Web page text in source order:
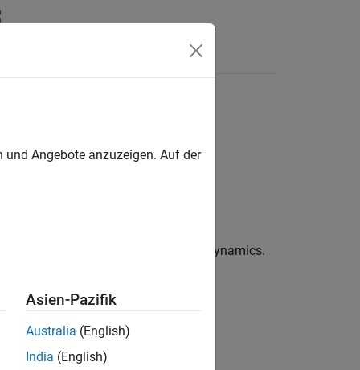
systems, rotor, and multipropeller dynamics.
Angebote anzuzeigen. Auf der
Asien-Pazifik
Australia (English)
India (English)